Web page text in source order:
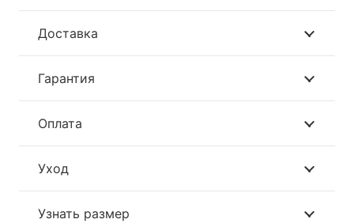
Доставка
Гарантия
Оплата
Уход
Узнать размер